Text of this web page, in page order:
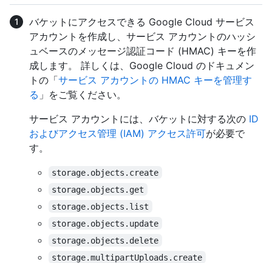
バケットにアクセスできる Google Cloud サービス
アカウントを作成し、サービス アカウントのハッシ
ュベースのメッセージ認証コード (HMAC) キーを作
成します。 詳しくは、Google Cloud のドキュメン
トの「サービス アカウントの HMAC キーを管理す
る 」をご覧ください。
サービス アカウントには、バケットに対する次の ID
およびアクセス管理 (IAM) アクセス許可が必要で
す。
storage.objects.create
storage.objects.get
storage.objects.list
storage.objects.update
storage.objects.delete
storage.multipartUploads.create